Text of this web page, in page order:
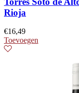
Rioja
€16,49
Toevoegen